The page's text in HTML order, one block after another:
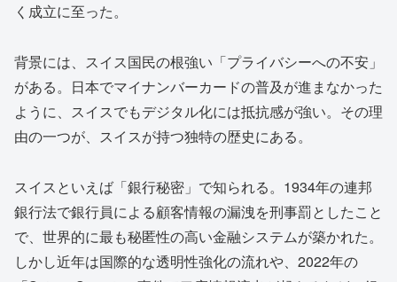
く成立に至った。
背景には、スイス国民の根強い「プライバシーへの不安」
がある。日本でマイナンバーカードの普及が進まなかった
ように、スイスでもデジタル化には抵抗感が強い。その理
由の一つが、スイスが持つ独特の歴史にある。
スイスといえば「銀行秘密」で知られる。1934年の連邦
銀行法で銀行員による顧客情報の漏洩を刑事罰としたこと
で、世界的に最も秘匿性の高い金融システムが築かれた。
しかし近年は国際的な透明性強化の流れや、2022年の